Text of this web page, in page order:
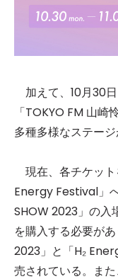
加えて、10月30
「TOKYO FM 山崎
多種多様なステージ
現在、各チケット
Energy Festival」
SHOW 2023」の入
を購入する必要が
2023」と「H₂
売されている。ま